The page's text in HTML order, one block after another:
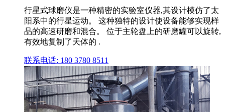
行星式球磨仪是一种精密的实验室仪器,其设计模仿了太
阳系中的行星运动。 这种独特的设计使设备能够实现样
品的高速研磨和混合。 位于主轮盘上的研磨罐可以旋转,
有效地复制了天体的 .
联系电话: 180 3780 8511